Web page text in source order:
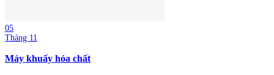
05
Tháng 11
Máy khuấy hóa chất